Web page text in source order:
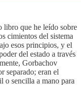
libro que he leído sobre
cimientos del sistema
esos principios, y el
del estado a través
Gorbachov
separado; eran el
o sencilla a mano para